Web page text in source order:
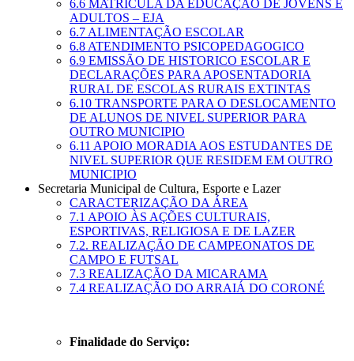
6.6 MATRÍCULA DA EDUCAÇÃO DE JOVENS E
ADULTOS – EJA
6.7 ALIMENTAÇÃO ESCOLAR
6.8 ATENDIMENTO PSICOPEDAGOGICO
6.9 EMISSÃO DE HISTORICO ESCOLAR E
DECLARAÇÕES PARA APOSENTADORIA
RURAL DE ESCOLAS RURAIS EXTINTAS
6.10 TRANSPORTE PARA O DESLOCAMENTO
DE ALUNOS DE NIVEL SUPERIOR PARA
OUTRO MUNICIPIO
6.11 APOIO MORADIA AOS ESTUDANTES DE
NIVEL SUPERIOR QUE RESIDEM EM OUTRO
MUNICIPIO
Secretaria Municipal de Cultura, Esporte e Lazer
CARACTERIZAÇÃO DA ÁREA
7.1 APOIO ÀS AÇÕES CULTURAIS,
ESPORTIVAS, RELIGIOSA E DE LAZER
7.2. REALIZAÇÃO DE CAMPEONATOS DE
CAMPO E FUTSAL
7.3 REALIZAÇÃO DA MICARAMA
7.4 REALIZAÇÃO DO ARRAIÁ DO CORONÉ
Finalidade do Serviço: